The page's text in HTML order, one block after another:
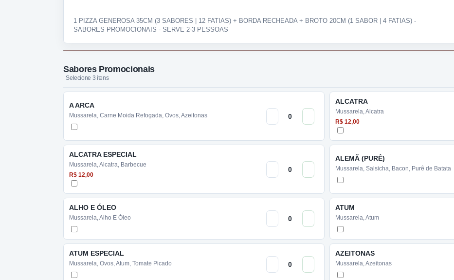
1 PIZZA GENEROSA 35CM (3 SABORES | 12 FATIAS) + BORDA RECHEADA + BROTO 20CM (1 SABOR | 4 FATIAS) -
SABORES PROMOCIONAIS - SERVE 2-3 PESSOAS
Sabores Promocionais
Selecione 3 itens
A ARCA
Mussarela, Carne Moida Refogada, Ovos, Azeitonas
ALCATRA
Mussarela, Alcatra
R$ 12,00
ALCATRA ESPECIAL
Mussarela, Alcatra, Barbecue
R$ 12,00
ALEMÃ (PURÊ)
Mussarela, Salsicha, Bacon, Purê de Batata
ALHO E ÓLEO
Mussarela, Alho E Óleo
ATUM
Mussarela, Atum
ATUM ESPECIAL
Mussarela, Ovos, Atum, Tomate Picado
AZEITONAS
Mussarela, Azeitonas